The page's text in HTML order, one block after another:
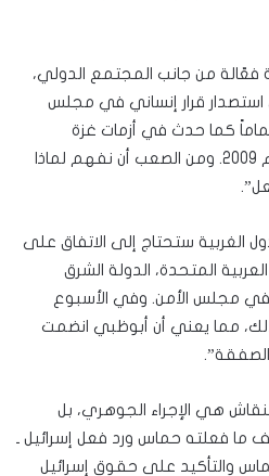
فعّالة من جانب المجتمع الدولي،
استصدار قرار إنساني في مجلس
تماماً كما حدث في أزمات غزة
السابقة، بما في ذلك أزمة عام 2009. ومن الصعب أن نفهم لماذا
الغربية ستحتاج إلى الاتفاق على
المتحدة، الدولة الشرق
في مجلس الأمن. وفي الأسبوع
مما يعني أن أبوظبي انضمت
هي الإجراء الجوهري، بل
ما فعلته حماس ورد فعل إسرائيل ـ
والتأكيد على حقوق إسرائيل